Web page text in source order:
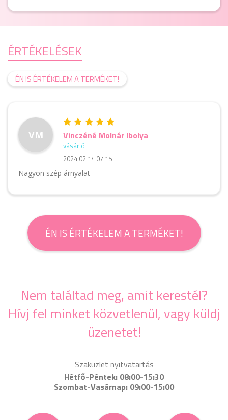
ÉRTÉKELÉSEK
ÉN IS ÉRTÉKELEM A TERMÉKET!
VM Vinczéné Molnár Ibolya
vásárló
2024.02.14 07:15
Nagyon szép árnyalat
ÉN IS ÉRTÉKELEM A TERMÉKET!
Nem találtad meg, amit kerestél?
Hívj fel minket közvetlenül, vagy küldj
üzenetet!
Szaküzlet nyitvatartás
Hétfő-Péntek: 08:00-15:30
Szombat-Vasárnap: 09:00-15:00